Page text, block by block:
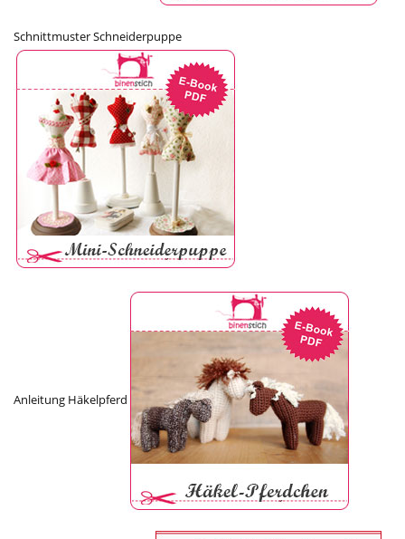
Schnittmuster Schneiderpuppe
Anleitung Häkelpferd